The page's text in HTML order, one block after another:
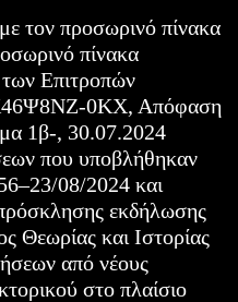
τον προσωρινό πίνακα
πίνακα
Επιτροπών
0ΚΧ, Απόφαση
1β-, 30.07.2024
που υποβλήθηκαν
08/2024 και
εκδήλωσης
Θεωρίας και Ιστορίας
από νέους
στο πλαίσιο